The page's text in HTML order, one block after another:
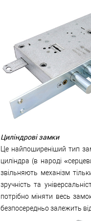
Циліндрові замки
Це найпоширеніший тип
циліндра (в народі
звільняють механізм
зручність та
потрібно міняти весь
безпосередньо залежить